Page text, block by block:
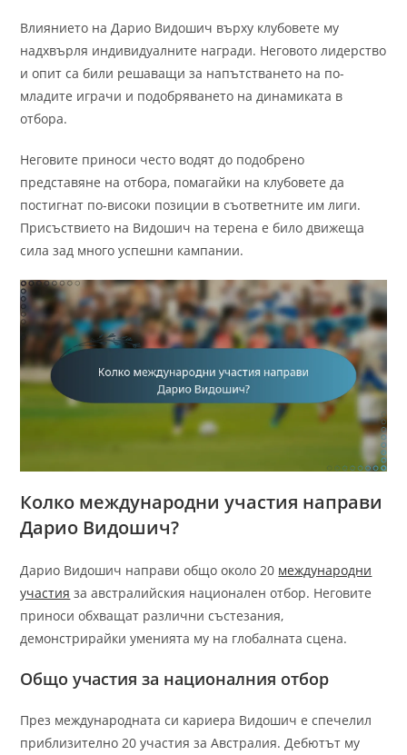
Влиянието на Дарио Видошич върху клубовете му
надхвърля индивидуалните награди. Неговото лидерство
и опит са били решаващи за напътстването на по-
младите играчи и подобряването на динамиката в
отбора.
Неговите приноси често водят до подобрено
представяне на отбора, помагайки на клубовете да
постигнат по-високи позиции в съответните им лиги.
Присъствието на Видошич на терена е било движеща
сила зад много успешни кампании.
Колко международни участия направи
Дарио Видошич?
Дарио Видошич направи общо около 20 международни
участия за австралийския национален отбор. Неговите
приноси обхващат различни състезания,
демонстрирайки уменията му на глобалната сцена.
Общо участия за националния отбор
През международната си кариера Видошич е спечелил
приблизително 20 участия за Австралия. Дебютът му